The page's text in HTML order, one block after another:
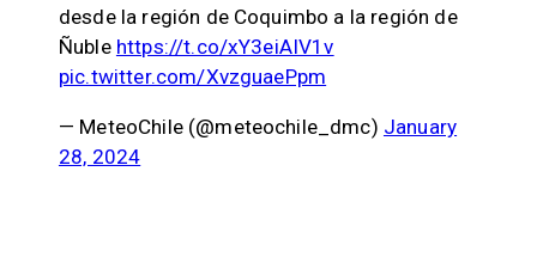
desde la región de Coquimbo a la región de
Ñuble https://t.co/xY3eiAIV1v
pic.twitter.com/XvzguaePpm
— MeteoChile (@meteochile_dmc) January
28, 2024